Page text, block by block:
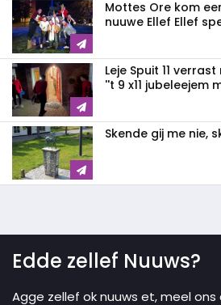
Mottes Ore kom
nuuwe Ellef Ellef
Leje Spuit 11
''t 9 x11 jubeleejem
Skende gij me nie,
Edde zellef Nuuws?
Agge zellef ok nuuws et, meel ons